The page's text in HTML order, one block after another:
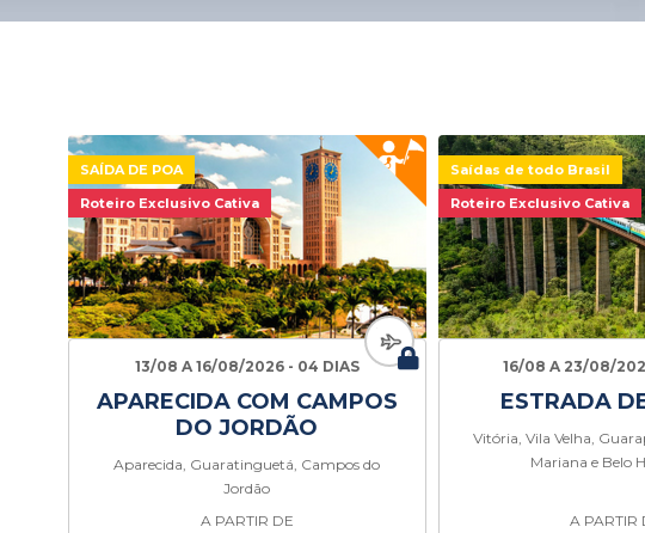
SAÍDA DE POA
Roteiro Exclusivo Cativa
13/08 A 16/08/2026 - 04 DIAS
APARECIDA COM CAMPOS
DO JORDÃO
Aparecida, Guaratinguetá, Campos do
Jordão
A PARTIR DE
Saídas de todo Brasil
Roteiro Exclusivo Cativa
16/08 A 23/08/
ESTRADA
Vitória, Vila Velha,
Mariana e Belo
A PARTIR